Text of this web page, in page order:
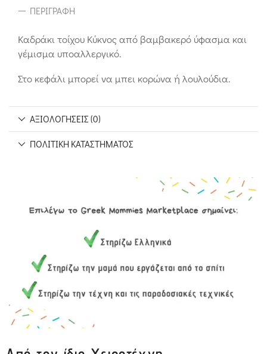
ΠΕΡΙΓΡΑΦΉ
Καδράκι τοίχου Κύκνος από βαμβακερό ύφασμα και
γέμισμα υποαλλεργικό.
Στο κεφάλι μπορεί να μπει κορώνα ή λουλούδια.
ΑΞΙΟΛΟΓΉΣΕΙΣ (0)
ΠΟΛΙΤΙΚΉ ΚΑΤΑΣΤΉΜΑΤΟΣ